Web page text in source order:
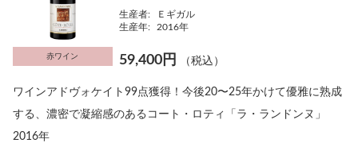
赤ワイン
生産者:
Ｅギガル
生産年:
2016年
59,400円 （税込）
ワインアドヴォケイト99点獲得！今後20〜25年かけて優雅に熟成
する、濃密で凝縮感のあるコート・ロティ「ラ・ランドンヌ」
2016年